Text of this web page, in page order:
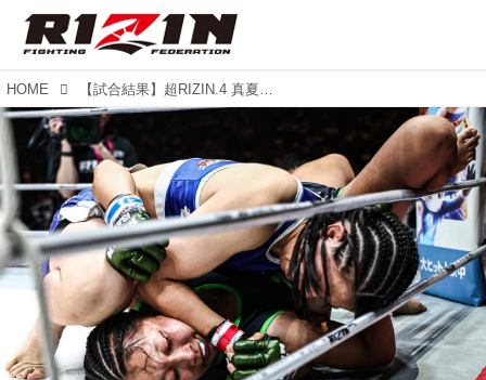
HOME 【試合結果】超RIZIN.4 真夏の喧嘩祭り 第8試合／須田萌里 vs. NOEL